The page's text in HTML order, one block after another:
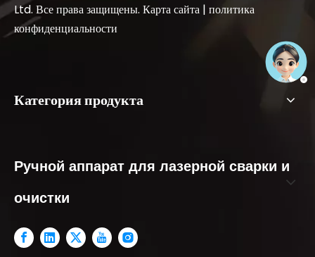
Ltd. Все права защищены. Карта сайта | политика
конфиденциальности
Категория продукта
Ручной аппарат для лазерной сварки и
очистки